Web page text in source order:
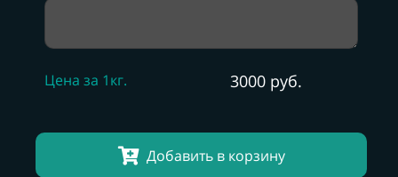
Цена за 1кг. 3000 руб.
Добавить в корзину